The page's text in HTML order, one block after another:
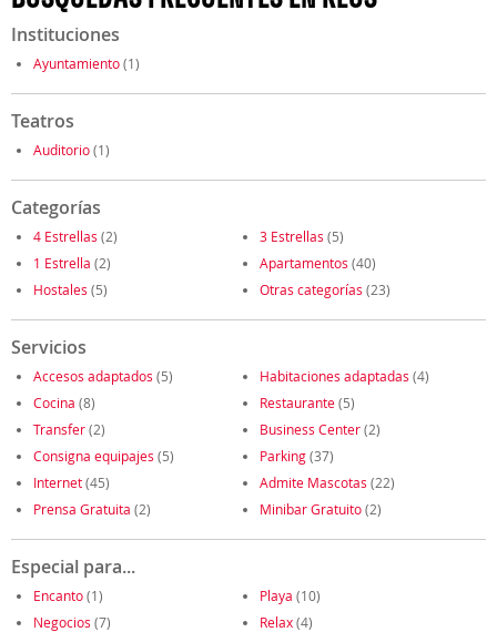
Instituciones
Ayuntamiento(1)
Teatros
Auditorio(1)
Categorías
4 Estrellas (2) 3 Estrellas (5)
1 Estrella (2) Apartamentos (40)
Hostales (5) Otras categorías (23)
Servicios
Accesos adaptados (5) Habitaciones adaptadas (4)
Cocina (8) Restaurante(5)
Transfer(2) Business Center(2)
Consigna equipajes (5) Parking(37)
Internet(45) Admite Mascotas (22)
Prensa Gratuita (2) Minibar Gratuito(2)
Especial para...
Encanto(1) Playa (10)
Negocios (7) Relax(4)